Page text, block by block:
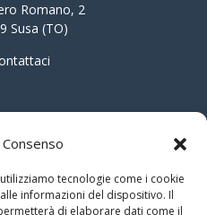
tecnologie come i cookie
informazioni del dispositivo. Il
di elaborare dati come il
Romano, 2
Susa (TO)
AAS
nella dichiarazione dei redditi e
del"cinque per mille".